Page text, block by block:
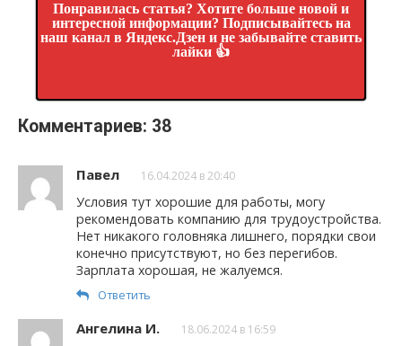
Понравилась статья? Хотите больше новой и
интересной информации? Подписывайтесь на
наш канал в Яндекс.Дзен и не забывайте ставить
лайки 👍
Комментариев: 38
Павел 16.04.2024 в 20:40
Условия тут хорошие для работы, могу
рекомендовать компанию для трудоустройства.
Нет никакого головняка лишнего, порядки свои
конечно присутствуют, но без перегибов.
Зарплата хорошая, не жалуемся.
Ответить
Ангелина И. 18.06.2024 в 16:59